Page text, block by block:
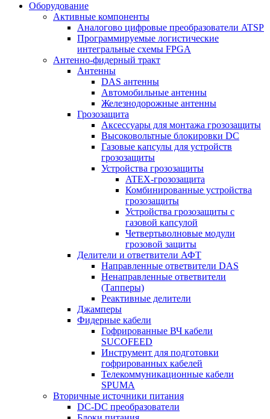
Оборудование
Активные компоненты
Аналогово цифровые преобразователи ATSP
Программируемые логистические
интегральные схемы FPGA
Антенно-фидерный тракт
Антенны
DAS антенны
Автомобильные антенны
Железнодорожные антенны
Грозозащита
Аксессуары для монтажа грозозащиты
Высоковольтные блокировки DC
Газовые капсулы для устройств
грозозащиты
Устройства грозозащиты
ATEX-грозозащита
Комбинированные устройства
грозозащиты
Устройства грозозащиты с
газовой капсулой
Четвертьволновые модули
грозовой защиты
Делители и ответвители АФТ
Направленные ответвители DAS
Ненаправленные ответвители
(Тапперы)
Реактивные делители
Джамперы
Фидерные кабели
Гофрированные ВЧ кабели
SUCOFEED
Инструмент для подготовки
гофрированных кабелей
Телекоммуникационные кабели
SPUMA
Вторичные источники питания
DC-DC преобразователи